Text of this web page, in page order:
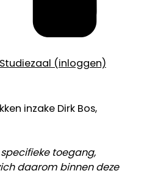
(inloggen)
inzake Dirk Bos,
toegang,
daarom binnen deze